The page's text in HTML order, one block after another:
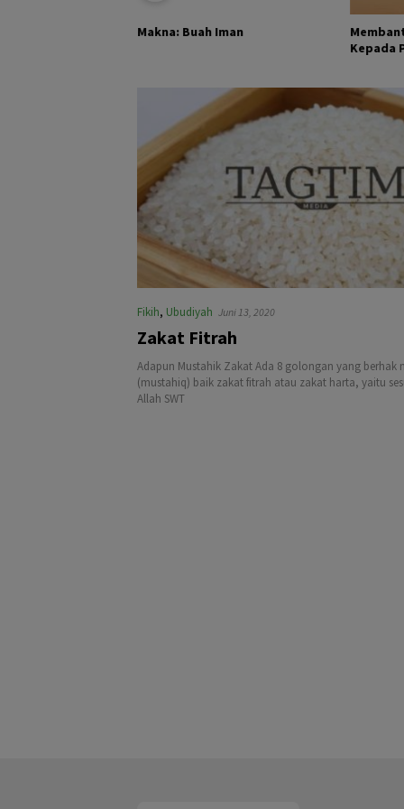
Makna: Buah Iman
Kepada
Fikih, Ubudiyah Juni 13, 2020
Zakat Fitrah
Adapun Mustahik Zakat Ada 8 golongan yang berhak
(mustahiq) baik zakat fitrah atau zakat harta, yaitu
Allah SWT